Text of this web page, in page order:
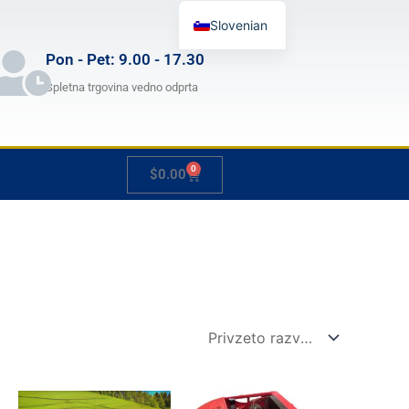
Pon - Pet: 9.00 - 17.30
Spletna trgovina vedno odprta
$0.00 0
Cart
Cenovni
Ta
Cenovni
Slovenian
Japanese